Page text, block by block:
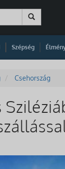
Szépség
Csehország